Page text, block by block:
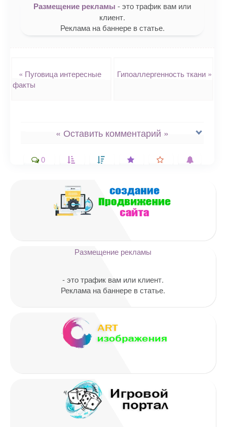
Размещение рекламы - это трафик вам или
клиент.
Реклама на баннере в статье.
« Пуговица интересные
факты
Гипоаллергенность ткани »
« Оставить комментарий »
Ваш адрес email не будет
опубликован.
Обязательные поля
Email*
0
Размещение рекламы
- это трафик вам или клиент.
Реклама на баннере в статье.